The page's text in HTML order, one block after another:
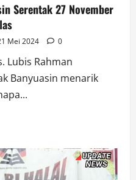
Serentak 27 November
Mei 2024 0
Lubis Rahman
Banyuasin menarik